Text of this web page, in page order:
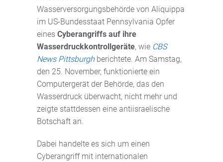
Wasserversorgungsbehörde von Aliquippa
im US-Bundesstaat Pennsylvania Opfer
eines Cyberangriffs auf ihre
Wasserdruckkontrollgeräte, wie CBS
News Pittsburghberichtete. Am Samstag,
den 25. November, funktionierte ein
Computergerät der Behörde, das den
Wasserdruck überwacht, nicht mehr und
zeigte stattdessen eine antiisraelische
Botschaft an.
Dabei handelte es sich um einen
Cyberangriff mit internationalen